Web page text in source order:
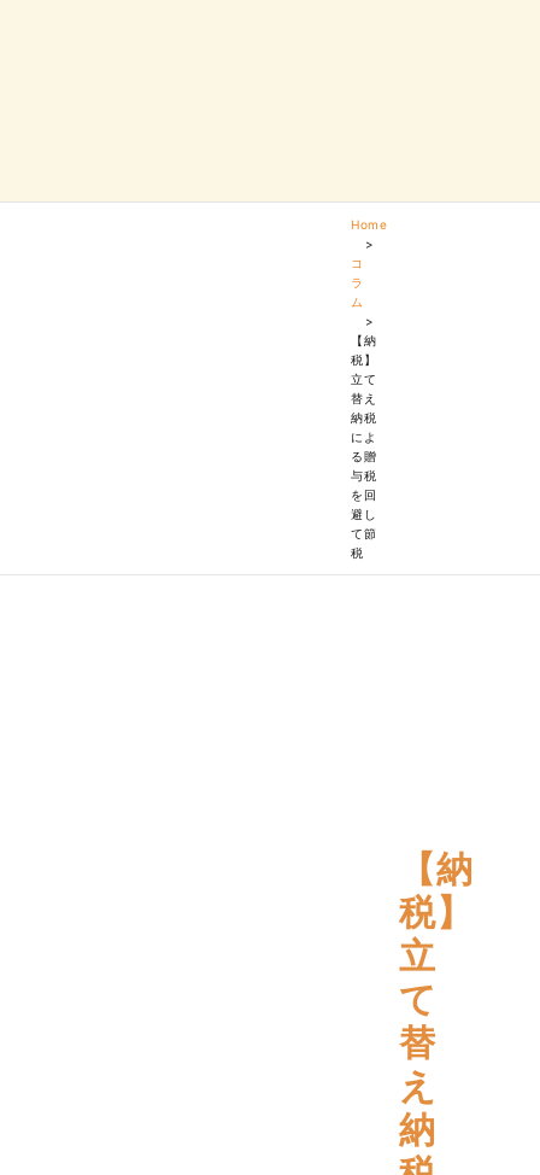
Home
>
コ
ラ
ム
>
【納
税】
立て
替え
納税
によ
る贈
与税
を回
避し
て節
税
【納
税】
立
て
替
え
納